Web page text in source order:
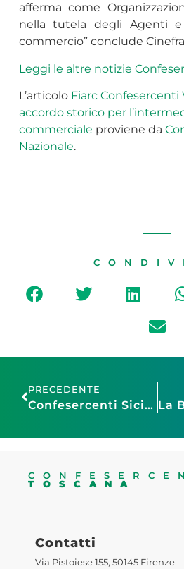
afferma come
nella tutela degli Agenti e
commercio” conclude
Leggi le altre notizie
L’articolo Fiarc Confesercenti
accordo storico per
commerciale proviene da
Nazionale.
PRECEDENTE
Confesercenti Sicilia, elezioni Enasarco 2025: al via domani il voto per il rinnovo dei delegati
TOSCANA
Contatti
Via Pistoiese 155, 50145 Firenze